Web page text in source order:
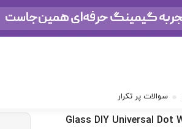
سوالات پر تکرار